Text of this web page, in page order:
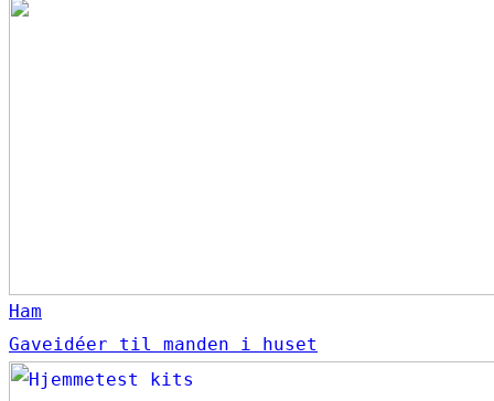
Ham
Gaveidéer til manden i huset